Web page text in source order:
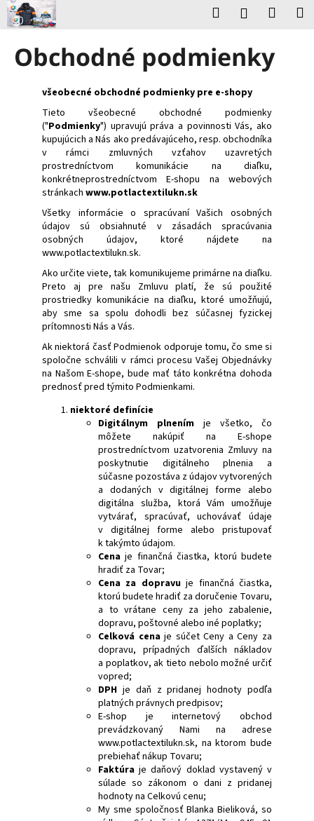
Prejsť
na
obsah
Hľadať Prihlásenie
Obchodné podmienky
všeobecné obchodné podmienky pre e-shopy
Tieto všeobecné obchodné podmienky
("Podmienky") upravujú práva a povinnosti Vás, ako
kupujúcich a Nás ako predávajúceho, resp. obchodníka
v rámci zmluvných vzťahov uzavretých
prostredníctvom komunikácie na diaľku,
konkrétneprostredníctvom E-shopu na webových
stránkach www.potlactextilukn.sk
Všetky informácie o spracúvaní Vašich osobných
údajov sú obsiahnuté v zásadách spracúvania
osobných údajov, ktoré nájdete na
www.potlactextilukn.sk.
Ako určite viete, tak komunikujeme primárne na diaľku.
Preto aj pre našu Zmluvu platí, že sú použité
prostriedky komunikácie na diaľku, ktoré umožňujú,
aby sme sa spolu dohodli bez súčasnej fyzickej
prítomnosti Nás a Vás.
Ak niektorá časť Podmienok odporuje tomu, čo sme si
spoločne schválili v rámci procesu Vašej Objednávky
na Našom E-shope, bude mať táto konkrétna dohoda
prednosť pred týmito Podmienkami.
niektoré definície
Digitálnym plnením je všetko, čo
môžete nakúpiť na E-shope
prostredníctvom uzatvorenia Zmluvy na
poskytnutie digitálneho plnenia a
súčasne pozostáva z údajov vytvorených
a dodaných v digitálnej forme alebo
digitálna služba, ktorá Vám umožňuje
vytvárať, spracúvať, uchovávať údaje
v digitálnej forme alebo pristupovať
k takýmto údajom.
Cena je finančná čiastka, ktorú budete
hradiť za Tovar;
Cena za dopravuje finančná čiastka,
ktorú budete hradiť za doručenie Tovaru,
a to vrátane ceny za jeho zabalenie,
dopravu, poštovné alebo iné poplatky;
Celková cenaje súčet Ceny a Ceny za
dopravu, prípadných ďalších nákladov
a poplatkov, ak tieto nebolo možné určiť
vopred;
DPH je daň z pridanej hodnoty podľa
platných právnych predpisov;
E-shop je internetový obchod
prevádzkovaný Nami na adrese
www.potlactextilukn.sk, na ktorom bude
prebiehať nákup Tovaru;
Faktúra je daňový doklad vystavený v
súlade so zákonom o dani z pridanej
hodnoty na Celkovú cenu;
My sme spoločnosť Blanka Bieliková, so
K
o
HĽADAŤ